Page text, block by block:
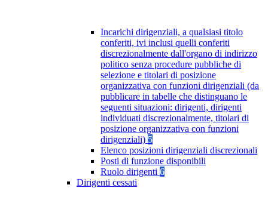
Incarichi dirigenziali, a qualsiasi titolo
conferiti, ivi inclusi quelli conferiti
discrezionalmente dall'organo di indirizzo
politico senza procedure pubbliche di
selezione e titolari di posizione
organizzativa con funzioni dirigenziali (da
pubblicare in tabelle che distinguano le
seguenti situazioni: dirigenti, dirigenti
individuati discrezionalmente, titolari di
posizione organizzativa con funzioni
dirigenziali) 5
Elenco posizioni dirigenziali discrezionali
Posti di funzione disponibili
Ruolo dirigenti 6
Dirigenti cessati